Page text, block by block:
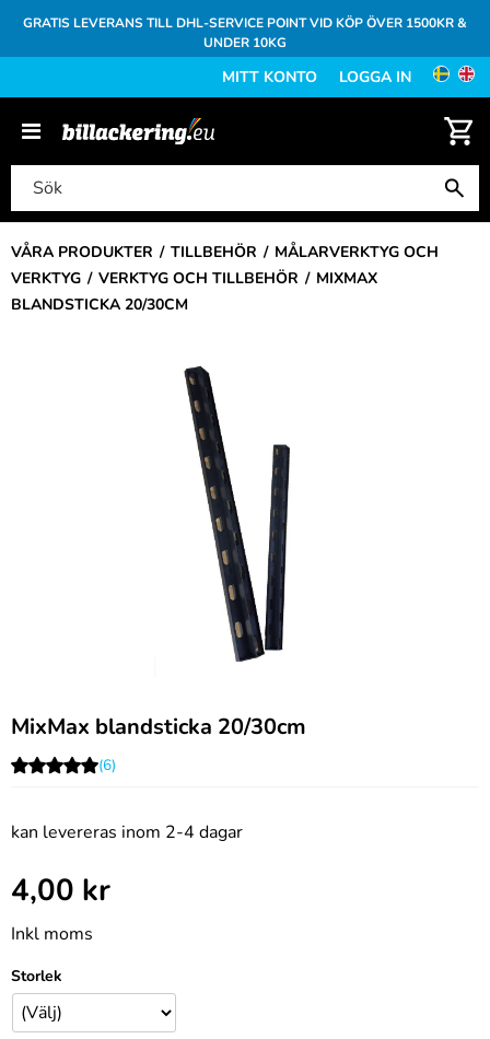
GRATIS LEVERANS TILL DHL-SERVICE POINT VID KÖP ÖVER 1500KR &
UNDER 10KG
MITT KONTO LOGGA IN
VÅRA PRODUKTER TILLBEHÖR
MÅLARVERKTYG OCH
VERKTYG
VERKTYG OCH TILLBEHÖR
MIXMAX
BLANDSTICKA 20/30CM
MixMax blandsticka 20/30cm
(6)
kan levereras inom 2-4 dagar
4,00 kr
Inkl moms
Storlek